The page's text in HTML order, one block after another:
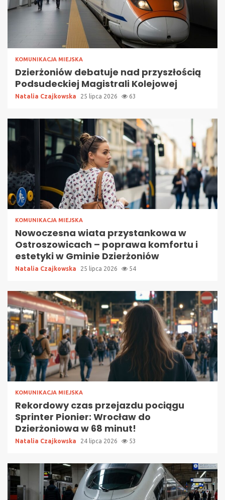
KOMUNIKACJA MIEJSKA
Dzierżoniów debatuje nad przyszłością
Podsudeckiej Magistrali Kolejowej
Natalia Czajkowska 25 lipca 2026 63
KOMUNIKACJA MIEJSKA
Nowoczesna wiata przystankowa w
Ostroszowicach – poprawa komfortu i
estetyki w Gminie Dzierżoniów
Natalia Czajkowska 25 lipca 2026 54
KOMUNIKACJA MIEJSKA
Rekordowy czas przejazdu pociągu
Sprinter Pionier: Wrocław do
Dzierżoniowa w 68 minut!
Natalia Czajkowska 24 lipca 2026 53